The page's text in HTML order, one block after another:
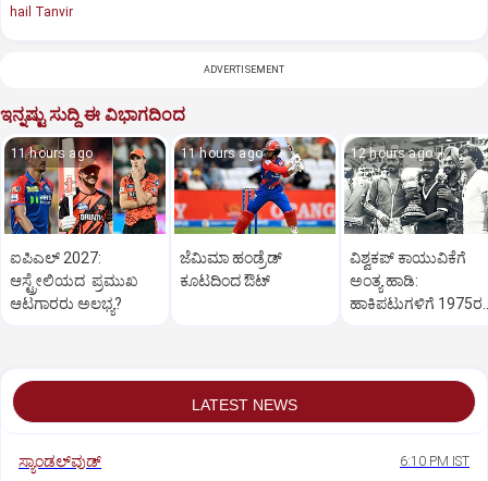
hail Tanvir
ADVERTISEMENT
ಇನ್ನಷ್ಟು ಸುದ್ದಿ ಈ ವಿಭಾಗದಿಂದ
11 hours ago
ಐಪಿಎಲ್‌ 2027:
ಆಸ್ಟ್ರೇಲಿಯದ ಪ್ರಮುಖ
ಆಟಗಾರರು ಅಲಭ್ಯ?
11 hours ago
ಜೆಮಿಮಾ ಹಂಡ್ರೆಡ್‌
ಕೂಟದಿಂದ ಔಟ್‌
12 hours ago
ವಿಶ್ವಕಪ್‌ ಕಾಯುವಿಕೆಗೆ
ಅಂತ್ಯ ಹಾಡಿ:
ಹಾಕಿಪಟುಗಳಿಗೆ 1975ರ
LATEST NEWS
ಸ್ಯಾಂಡಲ್‌ವುಡ್‌ 6:10 PM IST